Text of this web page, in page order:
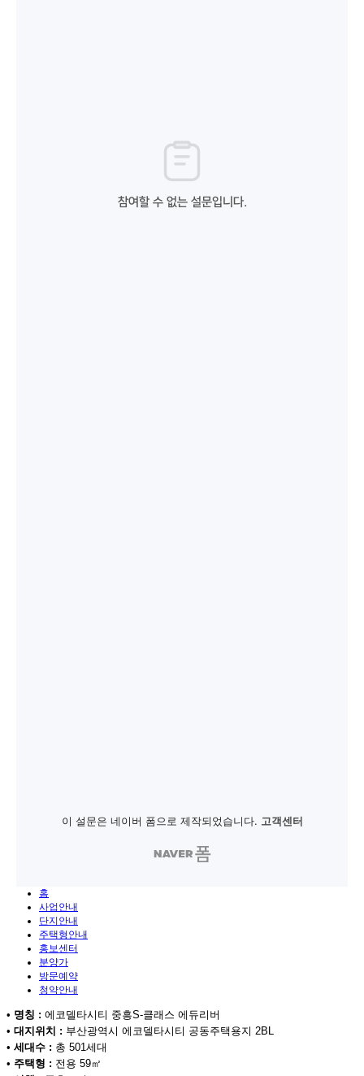
홈
사업안내
단지안내
주택형안내
홍보센터
분양가
방문예약
청약안내
• 명칭 : 에코델타시티 중흥S-클래스 에듀리버
• 대지위치 : 부산광역시 에코델타시티 공동주택용지 2BL
• 세대수 : 총 501세대
• 주택형 : 전용 59㎡